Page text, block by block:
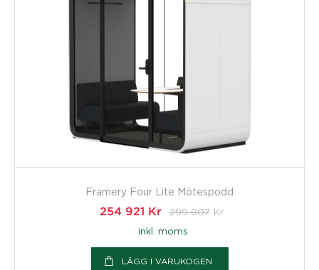
Framery Four Lite Mötespodd
254 921
Kr 299 907 Kr
inkl. moms
LÄGG I VARUKOGEN